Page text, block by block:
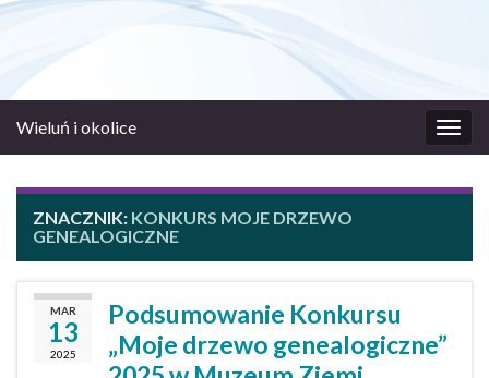
Wieluń i okolice
ZNACZNIK: KONKURS MOJE DRZEWO
GENEALOGICZNE
MAR
13
2025
Podsumowanie Konkursu
„Moje drzewo genealogiczne”